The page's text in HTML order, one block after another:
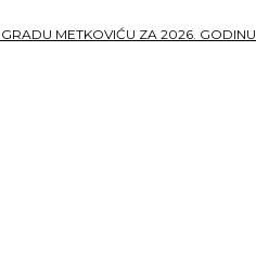
METKOVIĆU ZA 2026. GODINU